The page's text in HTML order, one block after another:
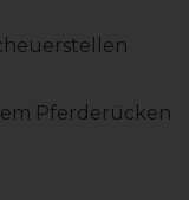
Pferderücken